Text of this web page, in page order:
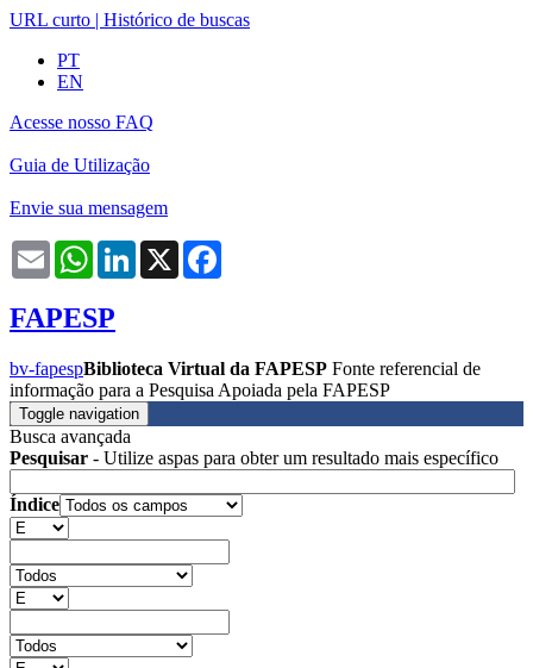
URL curto | Histórico de buscas
PT
EN
Acesse nosso FAQ
Guia de Utilização
Envie sua mensagem
Email WhatsAppLinkedIn
X
FAPESP
bv-fapespBiblioteca Virtual da FAPESP Fonte referencial de
informação para a Pesquisa Apoiada pela FAPESP
Toggle navigation
Busca avançada
Pesquisar - Utilize aspas para obter um resultado mais específico
Índice